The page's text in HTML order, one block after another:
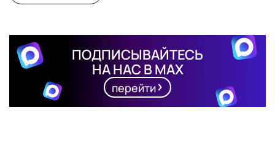
ПОДПИСЫВАЙТЕСЬ
НА НАС В MAX
перейти